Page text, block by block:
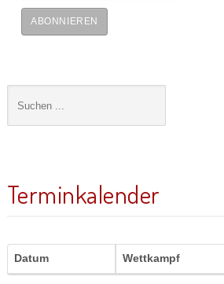
ABONNIEREN
Terminkalender
Datum Wettkampf